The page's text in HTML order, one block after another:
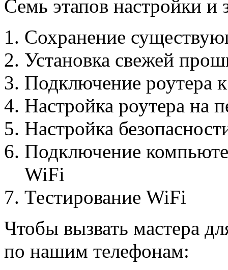
Семь этапов настройки и
Сохранение
Установка свежей
Подключение роутера
Настройка роутера на
Настройка
Подключение
WiFi
Тестирование WiFi
Чтобы вызвать мастера
по нашим телефонам: